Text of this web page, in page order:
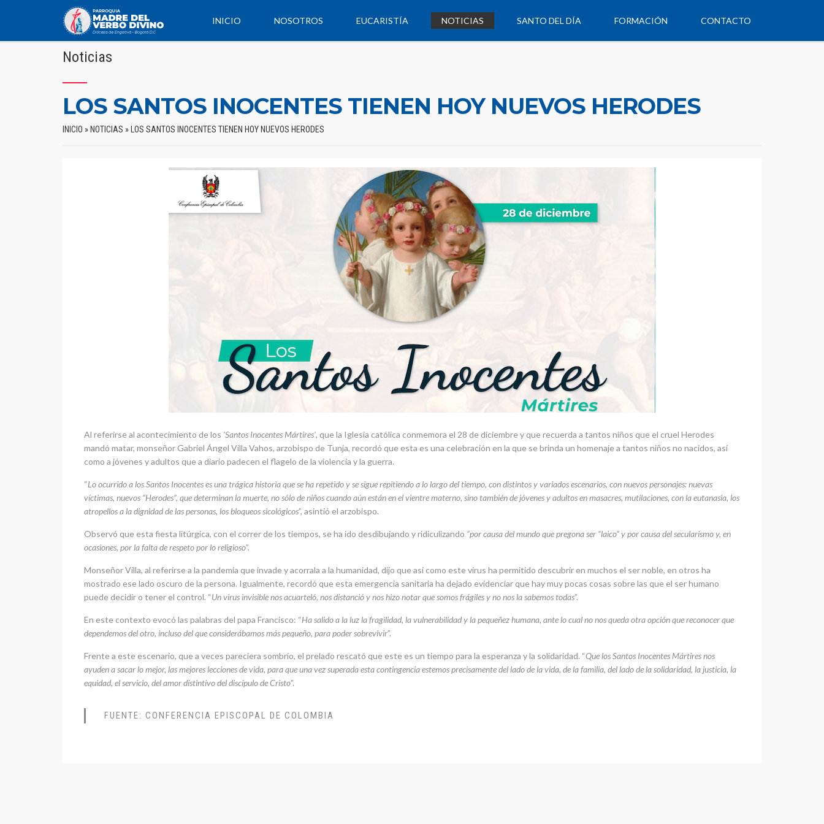
INICIO NOSOTROS EUCARISTÍA NOTICIAS SANTO DEL DÍA FORMACIÓN CONTACTO
Noticias
LOS SANTOS INOCENTES TIENEN HOY NUEVOS HERODES
INICIO » NOTICIAS » LOS SANTOS INOCENTES TIENEN HOY NUEVOS HERODES
Al referirse al acontecimiento de los ‘Santos Inocentes Mártires’, que la Iglesia católica conmemora el 28 de diciembre y que recuerda a tantos niños que el cruel Herodes
mandó matar, monseñor Gabriel Ángel Villa Vahos, arzobispo de Tunja, recordó que esta es una celebración en la que se brinda un homenaje a tantos niños no nacidos, así
como a jóvenes y adultos que a diario padecen el flagelo de la violencia y la guerra.
“Lo ocurrido a los Santos Inocentes es una trágica historia que se ha repetido y se sigue repitiendo a lo largo del tiempo, con distintos y variados escenarios, con nuevos personajes: nuevas
víctimas, nuevos “Herodes”, que determinan la muerte, no sólo de niños cuando aún están en el vientre materno, sino también de jóvenes y adultos en masacres, mutilaciones, con la eutanasia, los
atropellos a la dignidad de las personas, los bloqueos sicológicos”, asintió el arzobispo.
Observó que esta fiesta litúrgica, con el correr de los tiempos, se ha ido desdibujando y ridiculizando “por causa del mundo que pregona ser “laico” y por causa del secularismo y, en
ocasiones, por la falta de respeto por lo religioso”.
Monseñor Villa, al referirse a la pandemia que invade y acorrala a la humanidad, dijo que así como este virus ha permitido descubrir en muchos el ser noble, en otros ha
mostrado ese lado oscuro de la persona. Igualmente, recordó que esta emergencia sanitaria ha dejado evidenciar que hay muy pocas cosas sobre las que el ser humano
puede decidir o tener el control. “Un virus invisible nos acuarteló, nos distanció y nos hizo notar que somos frágiles y no nos la sabemos todas”.
En este contexto evocó las palabras del papa Francisco: “Ha salido a la luz la fragilidad, la vulnerabilidad y la pequeñez humana, ante lo cual no nos queda otra opción que reconocer que
dependemos del otro, incluso del que considerábamos más pequeño, para poder sobrevivir”.
Frente a este escenario, que a veces pareciera sombrío, el prelado rescató que este es un tiempo para la esperanza y la solidaridad. “Que los Santos Inocentes Mártires nos
ayuden a sacar lo mejor, las mejores lecciones de vida, para que una vez superada esta contingencia estemos precisamente del lado de la vida, de la familia, del lado de la solidaridad, la justicia, la
equidad, el servicio, del amor distintivo del discípulo de Cristo”.
FUENTE: CONFERENCIA EPISCOPAL DE COLOMBIA